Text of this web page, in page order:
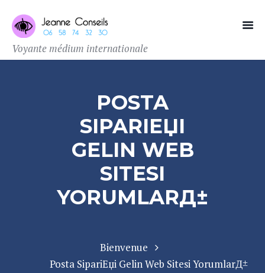
Voyante médium internationale
POSTA
SIPARIЕЏI
GELIN WEB
SITESI
YORUMLARД±
Bienvenue
Posta SipariЕџi Gelin Web Sitesi YorumlarД±